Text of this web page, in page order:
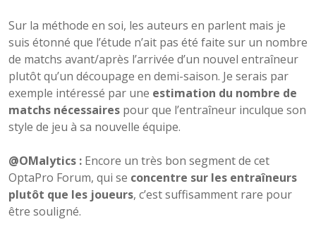
Sur la méthode en soi, les auteurs en parlent mais je
suis étonné que l’étude n’ait pas été faite sur un nombre
de matchs avant/après l’arrivée d’un nouvel entraîneur
plutôt qu’un découpage en demi-saison. Je serais par
exemple intéressé par une estimation du nombre de
matchs nécessaires pour que l’entraîneur inculque son
style de jeu à sa nouvelle équipe.
@OMalytics : Encore un très bon segment de cet
OptaPro Forum, qui se concentre sur les entraîneurs
plutôt que les joueurs, c’est suffisamment rare pour
être souligné.